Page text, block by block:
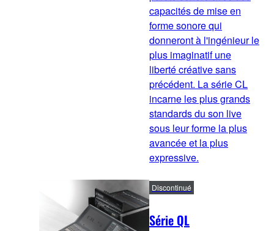
capacités de mise en
forme sonore qui
donneront à l'ingénieur le
plus imaginatif une
liberté créative sans
précédent. La série CL
incarne les plus grands
standards du son live
sous leur forme la plus
avancée et la plus
expressive.
Série QL
Discontinué